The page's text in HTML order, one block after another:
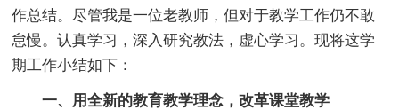
作总结。尽管我是一位老教师，但对于教学工作仍不敢
怠慢。认真学习，深入研究教法，虚心学习。现将这学
期工作小结如下：
一、用全新的教育教学理念，改革课堂教学